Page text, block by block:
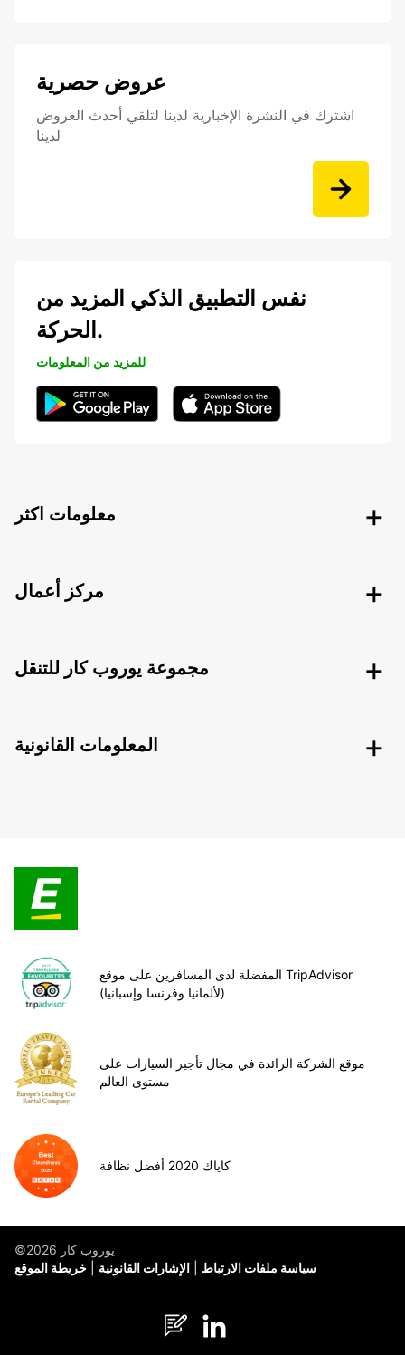
عروض حصرية
اشترك في النشرة الإخبارية لدينا لتلقي أحدث العروض
لدينا
نفس التطبيق الذكي المزيد من
الحركة.
للمزيد من المعلومات
معلومات اكثر
مركز أعمال
مجموعة يوروب كار للتنقل
المعلومات القانونية
المفضلة لدى المسافرين على موقع TripAdvisor
(لألمانيا وفرنسا وإسبانيا)
موقع الشركة الرائدة في مجال تأجير السيارات على
مستوى العالم
كاياك 2020 أفضل نظافة
©يوروب كار 2026
خريطة الموقع
الإشارات القانونية سياسة ملفات الارتباط